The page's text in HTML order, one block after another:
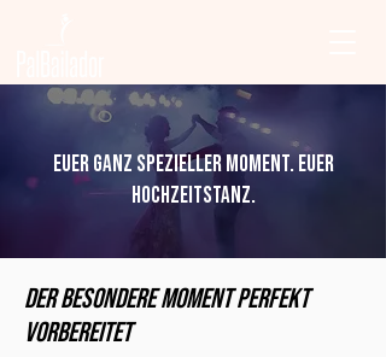
euer ganz spezieller moment. euer
hochzeitstanz.
der besondere moment perfekt
vorbereitet